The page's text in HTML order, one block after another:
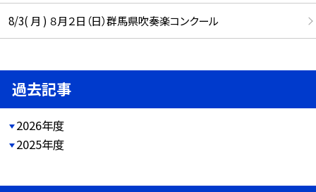
8/3( 月 ) ８月２日（日）群馬県吹奏楽コンクール
過去記事
2026年度
2025年度